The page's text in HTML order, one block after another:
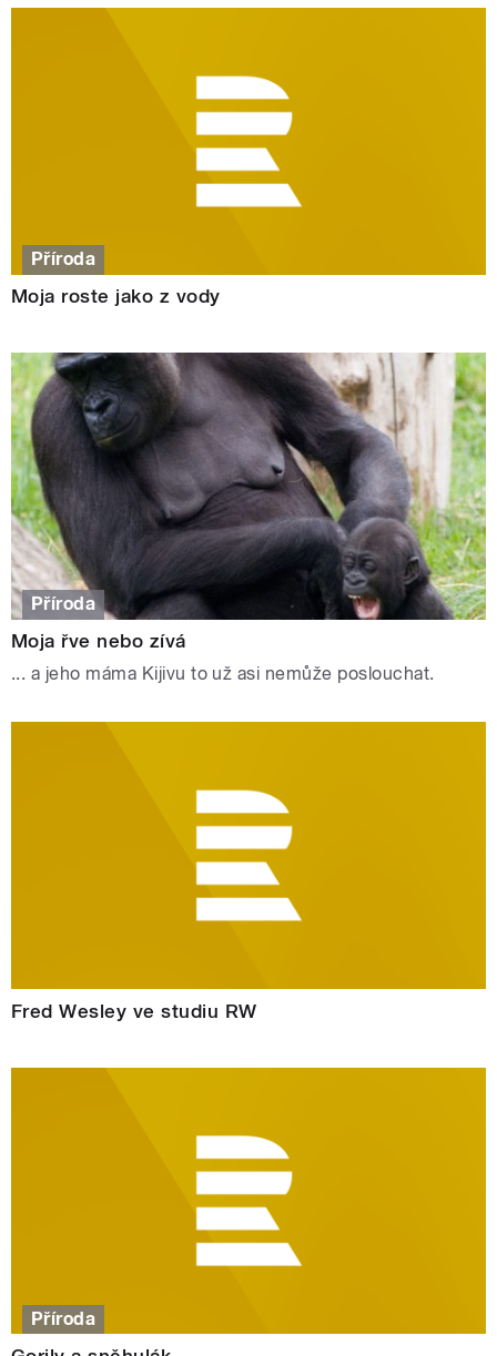
Příroda
Moja roste jako z vody
Příroda
Moja řve nebo zívá
... a jeho máma Kijivu to už asi nemůže poslouchat.
Fred Wesley ve studiu RW
Příroda